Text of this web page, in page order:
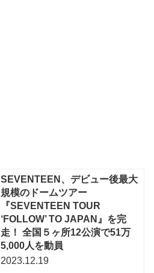
SEVENTEEN、デビュー後最大
規模のドームツアー
『SEVENTEEN TOUR
‘FOLLOW’ TO JAPAN』を完
走！ 全国５ヶ所12公演で51万
5,000人を動員
2023.12.19